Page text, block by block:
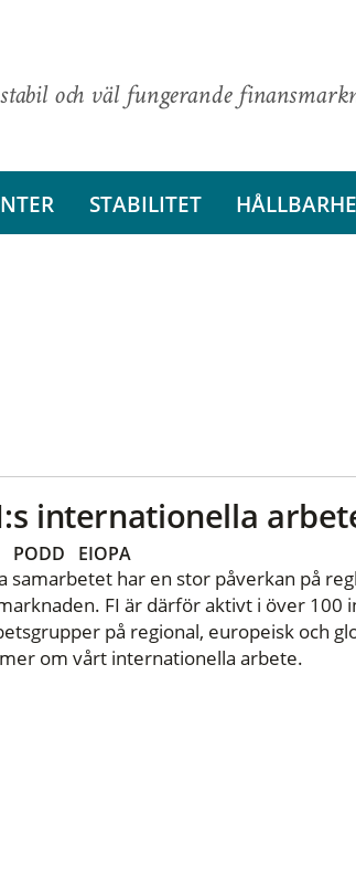
och väl fungerande
STABILITET
internationella
PODD EIOPA
samarbetet har en stor påverkan på
FI är därför aktivt i över 100
på regional, europeisk och
om vårt internationella arbete.